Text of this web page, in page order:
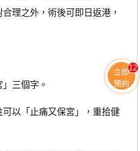
理之外，術後可即日返港，
三個字。
以「止痛又保宮」，重拾健
立即
預約
12